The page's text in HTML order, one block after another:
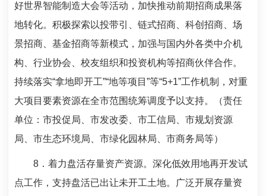
好世界智能制造大会等活动，加快推动前期招商成果落
地转化。积极探索以投带引、链式招商、科创招商、场
景招商、基金招商等新模式，加强与国内外各类中介机
构、行业协会、校友组织和投资机构等招商伙伴合作。
持续落实“拿地即开工”“地等项目”等“5+1”工作机制，对重
大项目要素资源在全市范围统筹调度予以支持。（责任
单位：市投促局、市发改委、市工信局、市规划资源
局、市生态环境局、市绿化园林局、市商务局等）
8 ．着力盘活存量资产资源。深化低效用地再开发试
点工作，支持盘活已出让未开工土地。广泛开展存量资